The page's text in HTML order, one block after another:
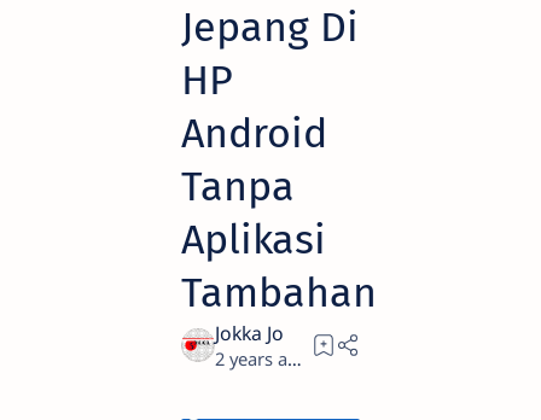
Jepang Di
HP
Android
Tanpa
Aplikasi
Tambahan
2 years ago 2